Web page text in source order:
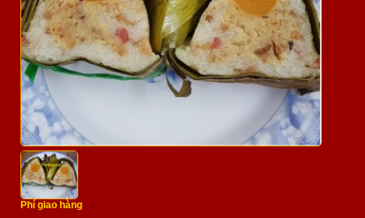
Phí giao hàng
: